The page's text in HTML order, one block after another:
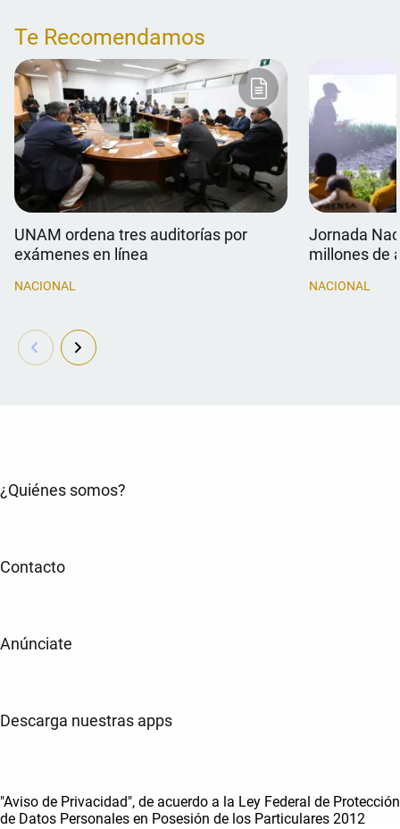
Te Recomendamos
UNAM ordena tres auditorías por
exámenes en línea
NACIONAL
Jornada
millones de
NACIONAL
¿Quiénes somos?
Contacto
Anúnciate
Descarga nuestras apps
"Aviso de Privacidad", de acuerdo a la Ley Federal de Protección
de Datos Personales en Posesión de los Particulares 2012